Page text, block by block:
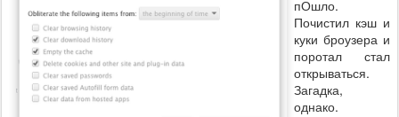
пОшло.
Почистил кэш и
куки броузера и
поротал стал
открываться.
Загадка,
однако.